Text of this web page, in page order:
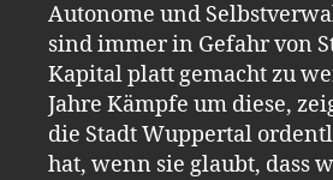
Autonome und
sind immer in Gefahr von
Kapital platt gemacht zu
Jahre Kämpfe um diese,
die Stadt Wuppertal
hat, wenn sie glaubt, dass